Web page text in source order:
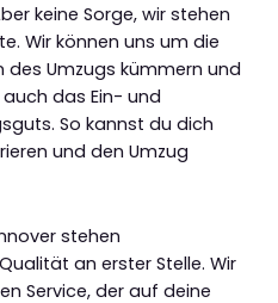
keine Sorge, wir stehen
Wir können uns um die
Umzugs kümmern und
das Ein- und
So kannst du dich
und den Umzug
stehen
an erster Stelle. Wir
Service, der auf deine